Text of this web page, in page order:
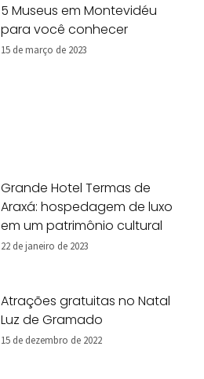
5 Museus em Montevidéu
para você conhecer
15 de março de 2023
Grande Hotel Termas de
Araxá: hospedagem de luxo
em um patrimônio cultural
22 de janeiro de 2023
Atrações gratuitas no Natal
Luz de Gramado
15 de dezembro de 2022